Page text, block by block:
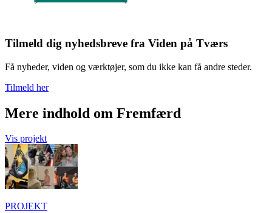
Tilmeld dig nyhedsbreve fra Viden på Tværs
Få nyheder, viden og værktøjer, som du ikke kan få andre steder.
Tilmeld her
Mere indhold om Fremfærd
Vis projekt
PROJEKT